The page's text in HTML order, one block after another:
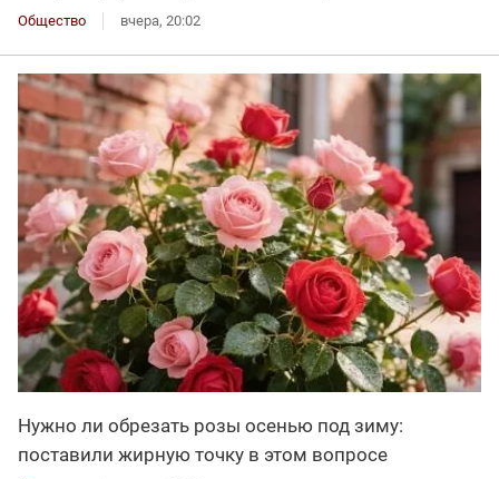
Общество вчера, 20:02
Нужно ли обрезать розы осенью под зиму:
поставили жирную точку в этом вопросе